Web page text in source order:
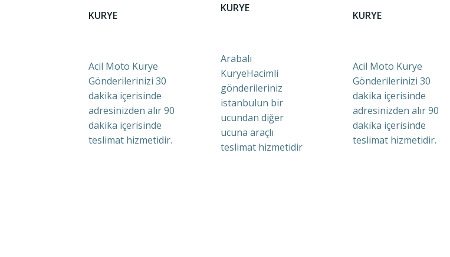
KURYE
Acil Moto Kurye
Gönderilerinizi 30
dakika içerisinde
adresinizden alır 90
dakika içerisinde
teslimat hizmetidir.
KURYE
Arabalı
KuryeHacimli
gönderileriniz
istanbulun bir
ucundan diğer
ucuna araçlı
teslimat hizmetidir
KURYE
Acil Moto Kurye
Gönderilerinizi 30
dakika içerisinde
adresinizden alır 90
dakika içerisinde
teslimat hizmetidir.